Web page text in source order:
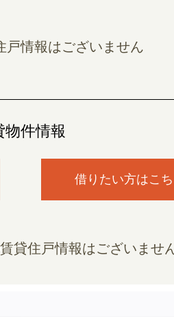
戸情報はございません
物件情報
借りたい方はこ
貸住戸情報はございませ